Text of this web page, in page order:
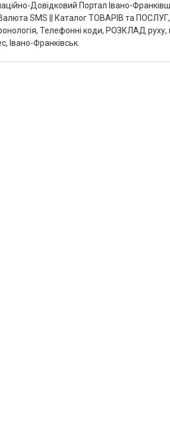
Довідковий Портал Івано-
SMS || Каталог ТОВАРІВ та ПОСЛУГ,
Телефонні коди, РОЗКЛАД руху,
Івано-Франківськ.